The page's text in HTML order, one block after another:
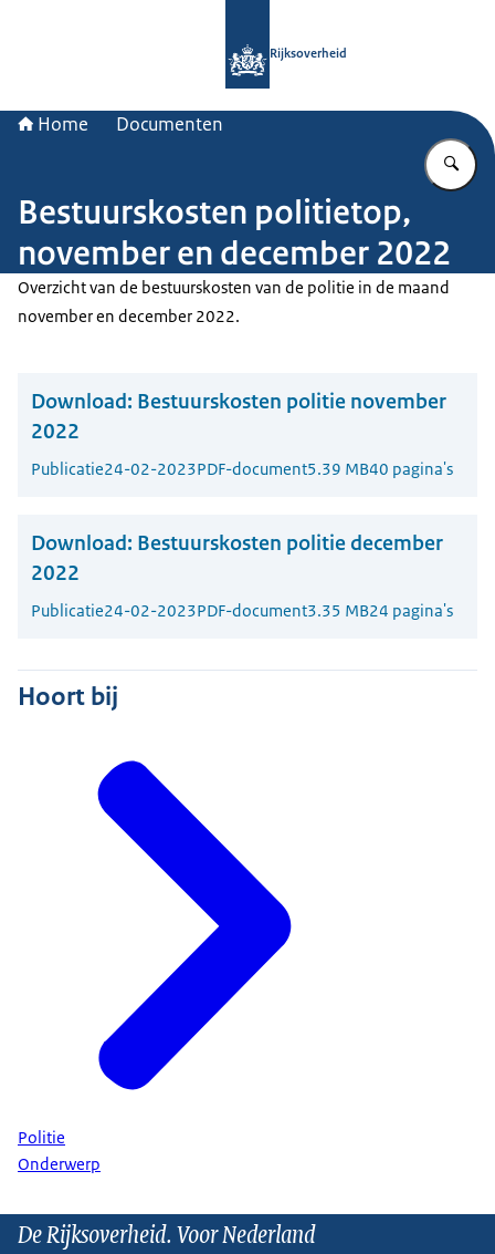
Rijksoverheid
Home Documenten
Bestuurskosten politietop,
november en december 2022
Overzicht van de bestuurskosten van de politie in de maand
november en december 2022.
Download: Bestuurskosten politie november
2022
Publicatie24-02-2023PDF-document5.39 MB40 pagina's
Download: Bestuurskosten politie december
2022
Publicatie24-02-2023PDF-document3.35 MB24 pagina's
Hoort bij
Politie
Onderwerp
De Rijksoverheid. Voor Nederland